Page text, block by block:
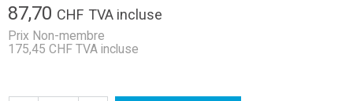
87,70 CHF TVA incluse
Prix Non-membre
175,45 CHF TVA incluse